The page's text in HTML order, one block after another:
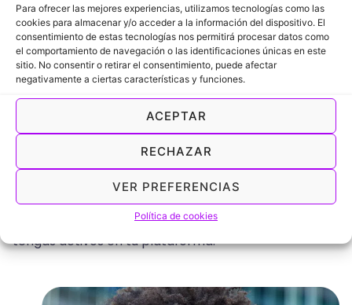
Para ofrecer las mejores experiencias, utilizamos tecnologías como las
cookies para almacenar y/o acceder a la información del dispositivo. El
consentimiento de estas tecnologías nos permitirá procesar datos como
el comportamiento de navegación o las identificaciones únicas en este
sitio. No consentir o retirar el consentimiento, puede afectar
negativamente a ciertas características y funciones.
ACEPTAR
RECHAZAR
VER PREFERENCIAS
Política de cookies
Con ViDay, un clic en tu
software,jornada
registrada
Todo está integrado,sin fricciones ni pasos
Además, puedes contratar fichajes adicionales
según las necesidades de tu equipo, ampliándolos de
forma flexible en función de los profesionales que
tengas activos en tu plataforma.